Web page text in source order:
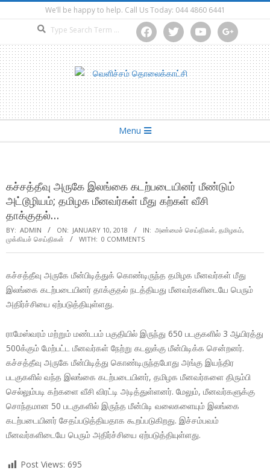
to
We’ll be happy to help. Call Us Today: 044 4860 6441
facebooktwitter youtube google
Menu
கச்சத்தீவு அருகே இலங்கை கடற்படையினர் மீண்டும்
அட்டூழியம்; தமிழக மீனவர்கள் மீது கற்கள் வீசி
தாக்குதல்…
BY: ADMIN ON: JANUARY 10, 2018 IN: அண்மைச் செய்திகள், தமிழகம்,
முக்கியச் செய்திகள்
WITH: 0 COMMENTS
கச்சத்தீவு அருகே மீன்பிடித்துக் கொண்டிருந்த தமிழக மீனவர்கள் மீது
இலங்கை கடற்படையினர் தாக்குதல் நடத்தியது மீனவர்களிடையே பெரும்
அதிர்ச்சியை ஏற்படுத்தியுள்ளது.
ராமேஸ்வரம் மற்றும் மண்டபம் பகுதியில் இருந்து 650 படகுகளில் 3 ஆயிரத்து
500க்கும் மேற்பட்ட மீனவர்கள் நேற்று கடலுக்கு மீன்பிடிக்க சென்றனர்.
கச்சத்தீவு அருகே மீன்பிடித்து கொண்டிருந்தபோது அங்கு இயந்திர
படகுகளில் வந்த இலங்கை கடற்படையினர், தமிழக மீனவர்களை திரும்பி
செல்லும்படி கற்களை வீசி விரட்டி அடித்துள்ளனர். மேலும், மீனவர்களுக்கு
சொந்தமான 50 படகுகளில் இருந்த மீன்பிடி வலைகளையும் இலங்கை
கடற்படையினர் சேதப்படுத்தியதாக கூறப்படுகிறது. இச்சம்பவம்
மீனவர்களிடையே பெரும் அதிர்ச்சியை ஏற்படுத்தியுள்ளது.
Post Views: 695